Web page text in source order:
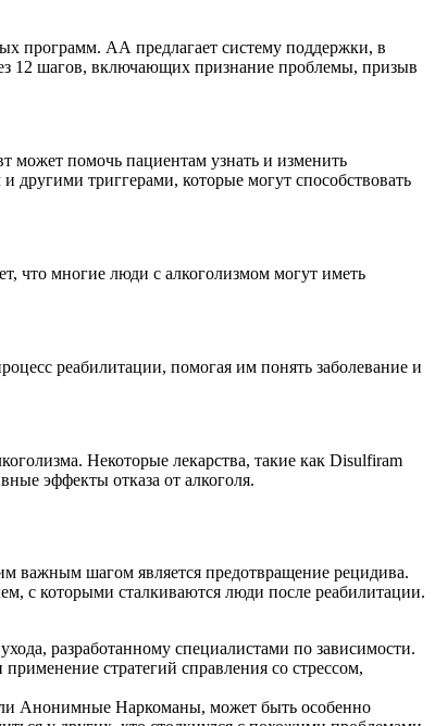
программ. АА предлагает систему поддержки, в
12 шагов, включающих признание проблемы, призыв
может помочь пациентам узнать и изменить
другими триггерами, которые могут способствовать
что многие люди с алкоголизмом могут иметь
реабилитации, помогая им понять заболевание и
Некоторые лекарства, такие как Disulfiram
эффекты отказа от алкоголя.
важным шагом является предотвращение рецидива.
с которыми сталкиваются люди после реабилитации.
разработанному специалистами по зависимости.
стратегий справления со стрессом,
Анонимные Наркоманы, может быть особенно